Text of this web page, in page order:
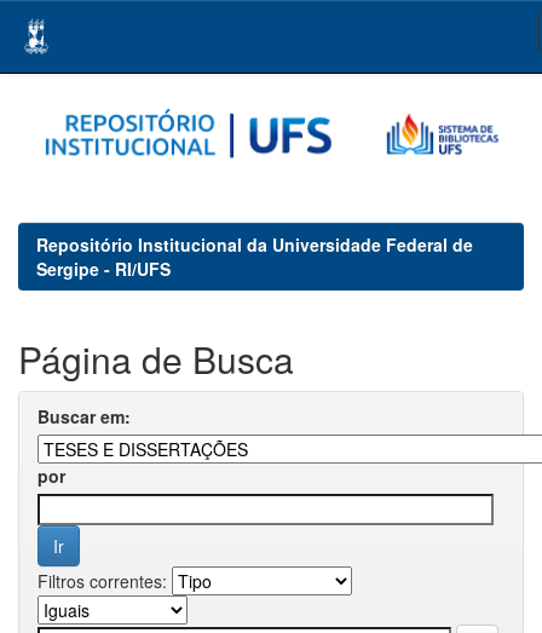
navigation
Repositório Institucional da Universidade Federal de
Sergipe - RI/UFS
Página de Busca
Buscar em:
por
Filtros correntes: